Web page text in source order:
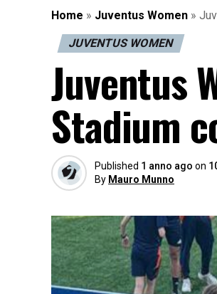
Home » Juventus Women »
JUVENTUS WOMEN
Juventus
Stadium
Published 1 anno ago on
By Mauro Munno